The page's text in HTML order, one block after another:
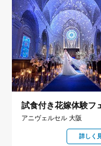
試食付き花嫁体験フ
アニヴェルセル 大阪
詳しく